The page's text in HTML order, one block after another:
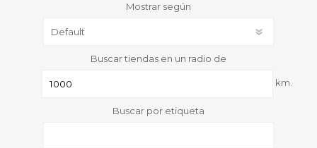
Mostrar según
Buscar tiendas en un radio de
km.
Buscar por etiqueta